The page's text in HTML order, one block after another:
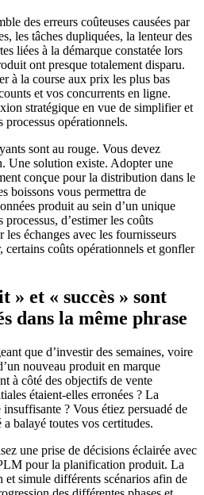
des erreurs coûteuses causées par
les tâches dupliquées, la lenteur des
liées à la démarque constatée lors
ont presque totalement disparu.
à la course aux prix les plus bas
et vos concurrents en ligne.
stratégique en vue de simplifier et
processus opérationnels.
sont au rouge. Vous devez
Une solution existe. Adopter une
conçue pour la distribution dans le
boissons vous permettra de
produit au sein d’un unique
d’estimer les coûts
échanges avec les fournisseurs
coûts opérationnels et gonfler
» et « succès » sont
dans la même phrase
que d’investir des semaines, voire
nouveau produit en marque
à côté des objectifs de vente
étaient-elles erronées ? La
? Vous étiez persuadé de
balayé toutes vos certitudes.
une prise de décisions éclairée avec
pour la planification produit. La
et simule différents scénarios afin de